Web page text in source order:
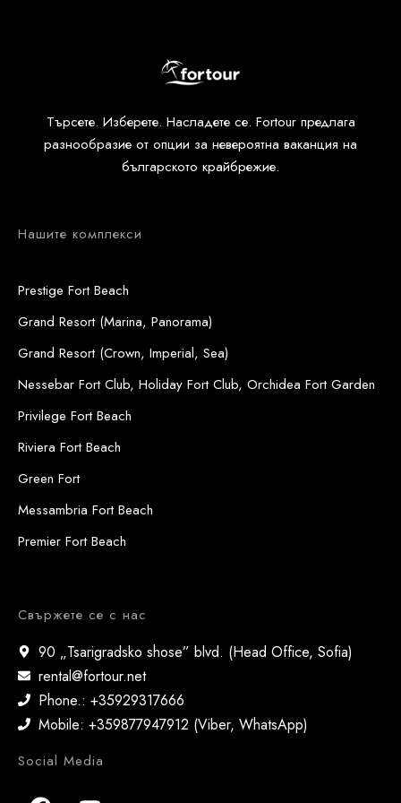
Търсете. Изберете. Насладете се. Fortour предлага
разнообразие от опции за невероятна ваканция на
българското крайбрежие.
Нашите комплекси
Prestige Fort Beach
Grand Resort (Marina, Panorama)
Grand Resort (Crown, Imperial, Sea)
Nessebar Fort Club, Holiday Fort Club, Orchidea Fort Garden
Privilege Fort Beach
Riviera Fort Beach
Green Fort
Messambria Fort Beach
Premier Fort Beach
Свържете се с нас
90 „Tsarigradsko shose” blvd. (Head Office, Sofia)
rental@fortour.net
Phone.: +35929317666
Mobile: +359877947912 (Viber, WhatsApp)
Social Media